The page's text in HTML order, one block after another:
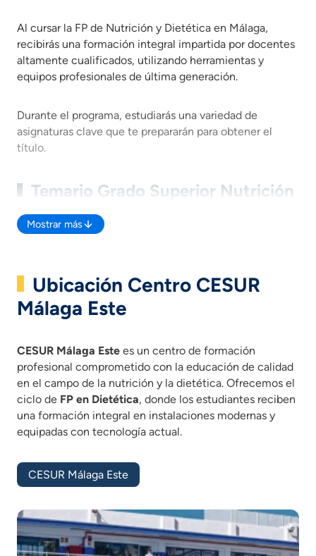
Al cursar la FP de Nutrición y Dietética en Málaga,
recibirás una formación integral impartida por docentes
altamente cualificados, utilizando herramientas y
equipos profesionales de última generación.
Durante el programa, estudiarás una variedad de
asignaturas clave que te prepararán para obtener el
título.
Temario Grado Superior Nutrición
y Dietética en Málaga
Organización y gestión del área de trabajo asignada
Dietoterapia.
Control alimentario.
Microbiología e higiene alimentaria.
Fisiopatología aplicada a la dietética.
Relaciones en el Entorno de Trabajo.
Formación y Orientación Laboral (F.O.L.).
Formación en Centros de Trabajo (F.C.T.).
*Las asignaturas presentes en el plan de estudios
pueden variar según la comunidad autónoma.
Mostrar más
Ubicación Centro CESUR
Málaga Este
CESUR Málaga Este es un centro de formación
profesional comprometido con la educación de calidad
en el campo de la nutrición y la dietética. Ofrecemos el
ciclo de FP en Dietética, donde los estudiantes reciben
una formación integral en instalaciones modernas y
equipadas con tecnología actual.
CESUR Málaga Este